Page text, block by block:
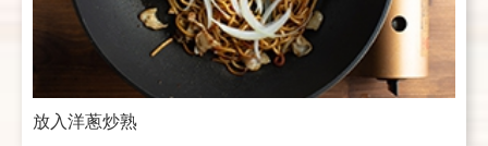
放入洋蔥炒熟